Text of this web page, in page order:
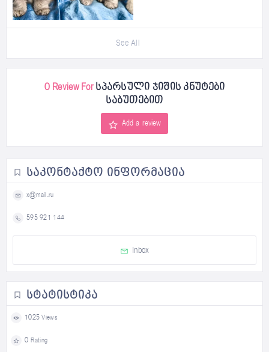
See All
0 Review Forსპარსული ჯიშის კნუტები
საბუთებით
Add a review
ᲡᲐᲙᲝᲜᲢᲐᲥᲢᲝ ᲘᲜᲤᲝᲠᲛᲐᲪᲘᲐ
x@mail.ru
595 921 144
Inbox
ᲡᲢᲐᲢᲘᲡᲢᲘᲙᲐ
1025 Views
0 Rating